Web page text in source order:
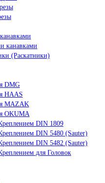
канавками
(Раскатники)
DMG
HAAS
MAZAK
OKUMA
DIN 1809
DIN 5480 (Sauter)
DIN 5482 (Sauter)
для Головок